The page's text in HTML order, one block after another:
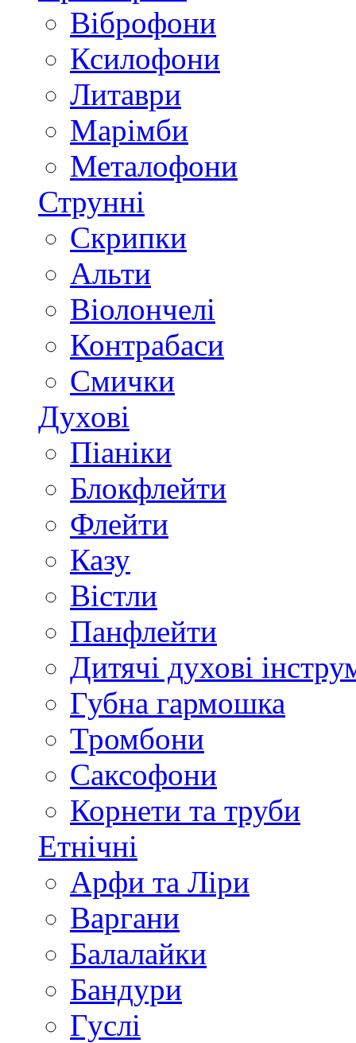
Віброфони
Ксилофони
Литаври
Марімби
Металофони
Струнні
Скрипки
Альти
Віолончелі
Контрабаси
Смички
Духові
Піаніки
Блокфлейти
Флейти
Казу
Вістли
Панфлейти
Дитячі духові
Губна гармошка
Тромбони
Саксофони
Корнети та труби
Етнічні
Арфи та Ліри
Варгани
Балалайки
Бандури
Гуслі